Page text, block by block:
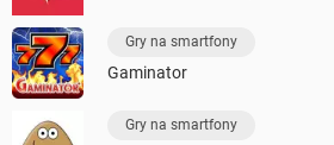
Gry na smartfony
Gaminator
Gry na smartfony